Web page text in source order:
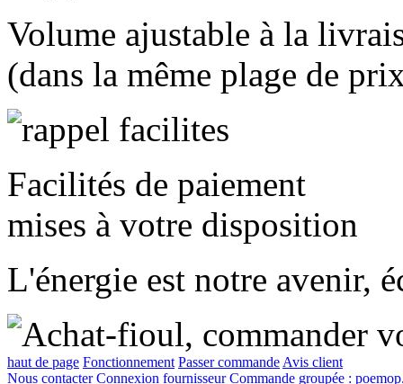
Volume ajustable à la
(dans la même plage de
Facilités de paiement
mises à votre disposition
L'énergie est notre avenir,
haut de page Fonctionnement Passer commandeAvis client
Nous contacter Connexion fournisseur Commande groupée :